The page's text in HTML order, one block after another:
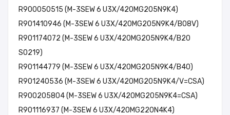
R900050515 (M-3SEW 6 U3X/420MG205N9K4)
R901410946 (M-3SEW 6 U3X/420MG205N9K4/B08V)
R901174072 (M-3SEW 6 U3X/420MG205N9K4/B20
SO219)
R901144779 (M-3SEW 6 U3X/420MG205N9K4/B40)
R901240536 (M-3SEW 6 U3X/420MG205N9K4/V=CSA)
R900205804 (M-3SEW 6 U3X/420MG205N9K4=CSA)
R901116937 (M-3SEW 6 U3X/420MG220N4K4)